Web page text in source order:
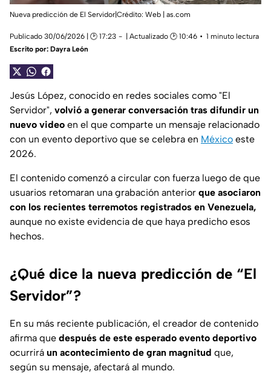
Nueva predicción de El Servidor|Crédito: Web | as.com
Publicado 30/06/2026 | 🕑 17:23 | Actualizado 🕑 10:46
1 minuto lectura
Escrito por: Dayra León
Jesús López, conocido en redes sociales como "El
Servidor", volvió a generar conversación tras difundir un
nuevo video en el que comparte un mensaje relacionado
con un evento deportivo que se celebra en México este
2026.
El contenido comenzó a circular con fuerza luego de que
usuarios retomaran una grabación anterior que asociaron
con los recientes terremotos registrados en Venezuela,
aunque no existe evidencia de que haya predicho esos
hechos.
¿Qué dice la nueva predicción de “El
Servidor”?
En su más reciente publicación, el creador de contenido
afirma que después de este esperado evento deportivo
ocurrirá un acontecimiento de gran magnitud que,
según su mensaje, afectará al mundo.